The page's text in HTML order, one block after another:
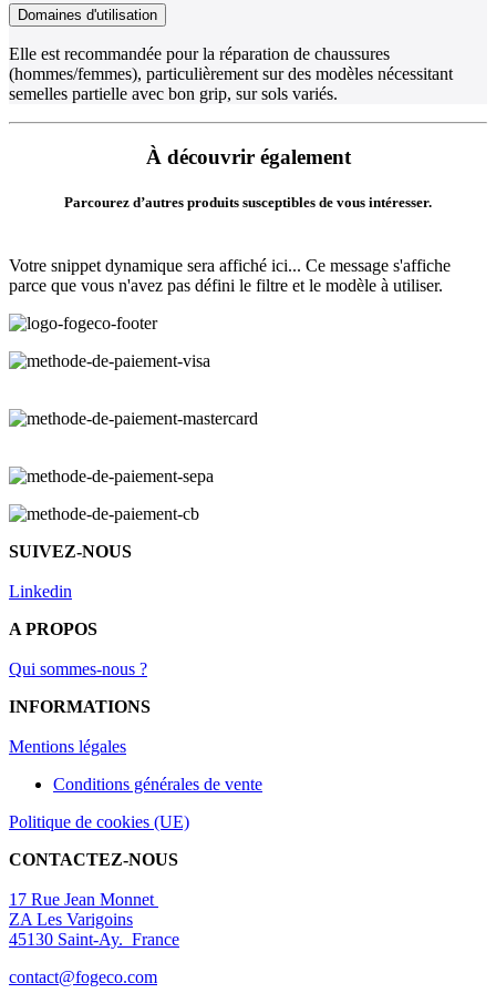
Domaines d'utilisation
Elle est recommandée pour la réparation de chaussures
(hommes/femmes), particulièrement sur des modèles nécessitant
semelles partielle avec bon grip, sur sols variés.
À découvrir également
Parcourez d’autres produits susceptibles de vous intéresser.
Votre snippet dynamique sera affiché ici... Ce message s'affiche
parce que vous n'avez pas défini le filtre et le modèle à utiliser.
SUIVEZ-NOUS
Linkedin
A PROPOS
Qui sommes-nous ?
INFORMATIONS
Mentions légales
Conditions générales de vente
Politique de cookies (UE)
CONTACTEZ-NOUS
17 Rue Jean Monnet
ZA Les Varigoins
45130 Saint-Ay. France
contact@fogeco.com